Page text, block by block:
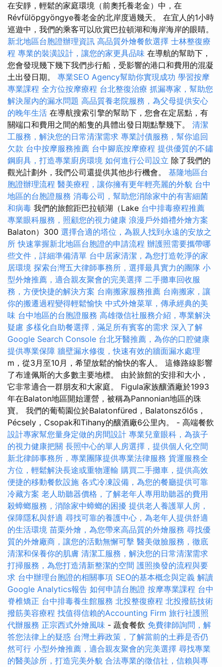
在安靜，輕鬆的家庭環境（前奧托養老金）中，在
Révfülöpgyöngye養老金的北岸度過幾天。 在宜人的1小時
巡遊中，我們的乘客可以欣賞巴拉頓湖和海岸海岸的眼睛。
新北地區台胞證辦理資訊 高品質外燴餐飲選擇 士林整復療
程 專業的裝潢設計，讓您的家更具品味 在導航的幫助下，
您會發現幾下幾下我們步行船，受影響的港口和費用的混凝
土出發日期。 專業SEO Agency幫助你實現成功 學習按摩
專業課程 全方位按摩療程 台北整復治療 抓漏專家，幫助您
解決屋內的漏水問題 高品質養老院服務，為父母提供安心
的晚年生活 在導航搜索引擎的幫助下，您會在定居點，有
關端口和費用之間的船隻的具體出發日期點擊幾下。 清潔
工服務，解決您的日常清潔需求 專業討債服務，幫你追回
欠款 台中按摩服務推薦 台中腳底按摩療程 提供優質的不鏽
鋼廚具，打造專業廚房環境 如何進行公司設立 除了我們的
觀光計劃外，我們公司還提供其他步行機會。 基隆地區台
胞證辦理流程 醫美療程，讓你擁有更年輕亮麗的外貌 台中
地區的台胞證服務 消毒公司，幫助您消除家中的有害細菌
和病毒 我們的旅館距巴拉頓湖（Lake 台中排毒療程推薦
專業眼科服務，照顧您的視力健康 浪漫戶外婚禮外燴方案
Balaton）300 選擇合適的塔位，為親人找到永遠的安放之
所 快速掌握新北地區台胞證的申請流程 辦護照需要攜帶哪
些文件，詳細準備清單 台中居家清潔，為您打造乾淨的家
居環境 探索台灣五大律師事務所，選擇最具實力的團隊 小
型外燴推薦，適合親友聚會的完美選擇 二手攤車回收服
務，方便快捷的解決方案 台南搬家服務推薦 台南搬家，讓
你的搬遷過程變得輕鬆愉快 中式外燴菜單，傳承經典的美
味 台中地區的台胞證服務 高雄徵信社服務介紹，專業解決
疑慮 多樣化自助餐選擇，滿足所有賓客的需求 深入了解
Google Search Console 台北牙醫推薦，為你的口腔健康
提供專業保障 牆壁漏水修復，快速有效的牆面漏水處理
m，從3月至10月，希望放鬆的愉快的客人。 這條路線影響
了布達佩斯的大多數主要地標。 由於旅館的安排和大小，
它非常適合一群朋友和大家庭。 Figula家族釀酒廠於1993
年在Balaton地區開始運營，被稱為Pannonian地區的珠
寶。 我們的葡萄園位於Balatonfüred，Balatonszőlős，
Pécsely，Csopak和Tihany的釀酒廠6公里內。 - 高端餐飲
設計專家幫您量身定做的房間設計 專業兒童眼科，為孩子
的視力健康把關 長照中心的單人房選擇，提供個人化空間
新北律師事務所，專業團隊提供專業法律服務 貨運服務全
方位，輕鬆解決長途或重物運輸 購買二手攤車，提供高效
便捷的移動餐飲設施 各式冷凍設備，為您的餐廳提供可靠
冷藏方案 老人助聽器價格，了解老年人專用助聽器的費用
殺蟑螂服務，消除家中蟑螂的困擾 提供老人養護單人房，
保障隱私與舒適 尋找可靠的養護中心，為老年人提供舒適
的生活環境 苗栗外燴，為您帶來高品質的外燴服務 尋找優
質的外燴廠商，讓您的活動無懈可擊 醫美做臉服務，徹底
清潔和保養你的肌膚 清潔工服務，解決您的日常清潔需求
打掃服務，為您打造清新整潔的空間 護照換發的流程與要
求 台中辦理台胞證的相關事項 SEO的基本概念與定義 解讀
Google Analytics報告 如何申請台胞證 按摩專業課程 台中
脊椎矯正 台中排毒養生館服務 北投整復療程 北投撥筋技術
撥筋美容療程 找值得信賴的Accounting Firm 旅行社護照
代辦服務 正宗西式外燴風味 - 蔬食餐飲 免費律師詢問，解
答您法律上的疑惑 台灣土葬政策，了解當前的土葬是否仍
然可行 小型外燴推薦，適合親友聚會的完美選擇 尋找專業
的醫美診所，打造完美外貌 合法專業的徵信社，信賴與專